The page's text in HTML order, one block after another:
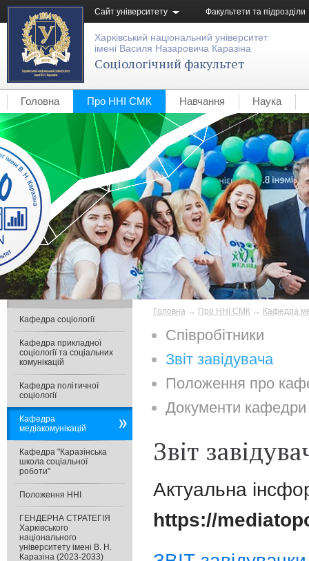
Сайт університету Факультети та підрозділи
Харківський національний університет
імені Василя Назаровича Каразіна
Соціологічний факультет
Головна Про ННІ СМК Навчання Наука
Головна → Про ННІ СМК → Кафедра
Співробітники
Звіт завідувача
Положення про
Документи кафедри
Звіт
Актуальна
https://
Кафедра соціології
Кафедра прикладної
соціології та соціальних
комунікацій
Кафедра політичної
соціології
Кафедра
медіакомунікацій
Кафедра "Каразінська
школа соціальної
роботи"
Положення ННІ
ГЕНДЕРНА СТРАТЕГІЯ
Харківського
національного
університету імені В. Н.
Каразіна (2023-2033)